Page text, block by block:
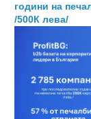
години на
/500К лева/